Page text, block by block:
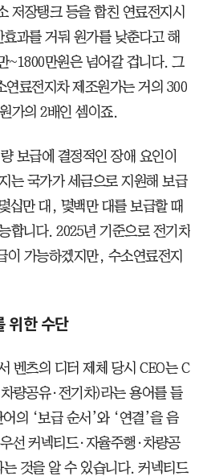
저장탱크 등을 합친 연료전지시
과를 거둬 원가를 낮춘다고 해
~1800만원은 넘어갈 겁니다. 그
연료전지차 제조원가는 거의 300
가의 2배인 셈이죠.
보급에 결정적인 장애 요인이
는 국가가 세금으로 지원해 보급
십만 대, 몇백만 대를 보급할 때
합니다. 2025년 기준으로 전기차
이 가능하겠지만, 수소연료전지
위한 수단
벤츠의 디터 제체 당시 CEO는 C
량공유·전기차)라는 용어를 들
의 ‘보급 순서’와 ‘연결’을 음
선 커넥티드·자율주행·차량공
것을 알 수 있습니다. 커넥티드